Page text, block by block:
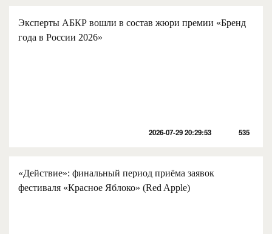
Эксперты АБКР вошли в состав жюри премии «Бренд
года в России 2026»
2026-07-29 20:29:53 535
«Действие»: финальный период приёма заявок
фестиваля «Красное Яблоко» (Red Apple)